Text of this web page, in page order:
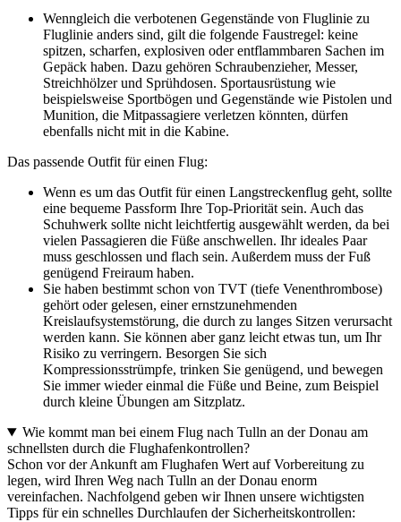
Wenngleich die verbotenen Gegenstände von Fluglinie zu
Fluglinie anders sind, gilt die folgende Faustregel: keine
spitzen, scharfen, explosiven oder entflammbaren Sachen im
Gepäck haben. Dazu gehören Schraubenzieher, Messer,
Streichhölzer und Sprühdosen. Sportausrüstung wie
beispielsweise Sportbögen und Gegenstände wie Pistolen und
Munition, die Mitpassagiere verletzen könnten, dürfen
ebenfalls nicht mit in die Kabine.
Das passende Outfit für einen Flug:
Wenn es um das Outfit für einen Langstreckenflug geht, sollte
eine bequeme Passform Ihre Top-Priorität sein. Auch das
Schuhwerk sollte nicht leichtfertig ausgewählt werden, da bei
vielen Passagieren die Füße anschwellen. Ihr ideales Paar
muss geschlossen und flach sein. Außerdem muss der Fuß
genügend Freiraum haben.
Sie haben bestimmt schon von TVT (tiefe Venenthrombose)
gehört oder gelesen, einer ernstzunehmenden
Kreislaufsystemstörung, die durch zu langes Sitzen verursacht
werden kann. Sie können aber ganz leicht etwas tun, um Ihr
Risiko zu verringern. Besorgen Sie sich
Kompressionsstrümpfe, trinken Sie genügend, und bewegen
Sie immer wieder einmal die Füße und Beine, zum Beispiel
durch kleine Übungen am Sitzplatz.
Wie kommt man bei einem Flug nach Tulln an der Donau am
schnellsten durch die Flughafenkontrollen?
Schon vor der Ankunft am Flughafen Wert auf Vorbereitung zu
legen, wird Ihren Weg nach Tulln an der Donau enorm
vereinfachen. Nachfolgend geben wir Ihnen unsere wichtigsten
Tipps für ein schnelles Durchlaufen der Sicherheitskontrollen: